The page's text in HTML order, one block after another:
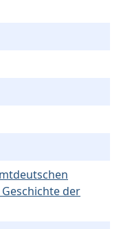
der